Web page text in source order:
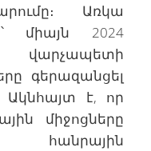
Առկա
միայն 2024
գերազանցել
Ակնհայտ է, որ
միջոցները